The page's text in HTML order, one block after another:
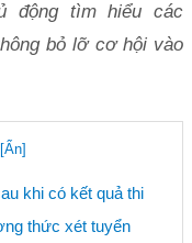
động tìm hiểu các
bỏ lỡ cơ hội vào
[Ẩn]
khi có kết quả thi
thức xét tuyển